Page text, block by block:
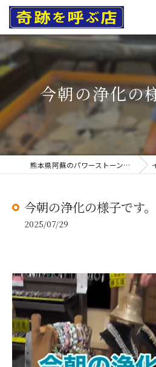
今朝の浄化の
熊本県阿蘇のパワーストーンなら奇跡を呼ぶ店
今朝の浄化の様子です。
2025/07/29